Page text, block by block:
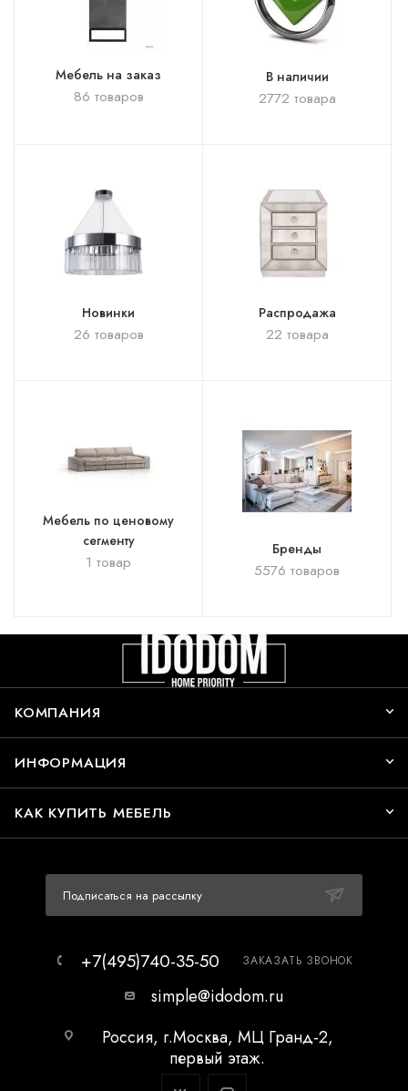
Мебель на заказ
86 товаров
В наличии
2772 товара
Новинки
26 товаров
Распродажа
22 товара
Мебель по ценовому
сегменту
1 товар
Бренды
5576 товаров
КОМПАНИЯ
ИНФОРМАЦИЯ
КАК КУПИТЬ МЕБЕЛЬ
Подписаться на рассылку
+7(495)740-35-50 ЗАКАЗАТЬ ЗВОНОК
simple@idodom.ru
Россия, г.Москва, МЦ Гранд-2,
первый этаж.